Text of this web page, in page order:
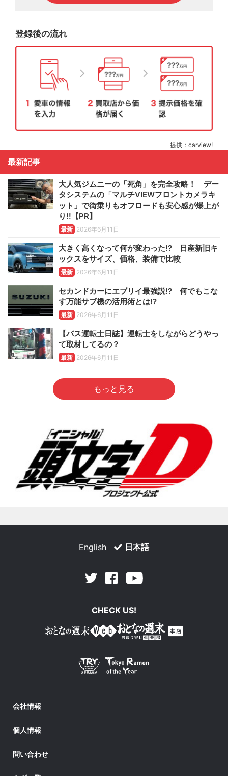
登録後の流れ
提供：carview!
最新記事
大人気ジムニーの「死角」を完全攻略！ デー
タシステムの「マルチVIEWフロントカメラキ
ット」で街乗りもオフロードも安心感が爆上が
り!!【PR】
最新 2026年6月11日
大きく高くなって何が変わった!? 日産新旧キ
ックスをサイズ、価格、装備で比較
最新 2026年6月11日
セカンドカーにエブリイ最強説!? 何でもこな
す万能サブ機の活用術とは!?
最新 2026年6月11日
【バス運転士日誌】運転士をしながらどうやっ
て取材してるの？
最新 2026年6月11日
もっと見る
English 日本語
Twitter Facebook
CHECK US!
会社情報
個人情報
問い合わせ